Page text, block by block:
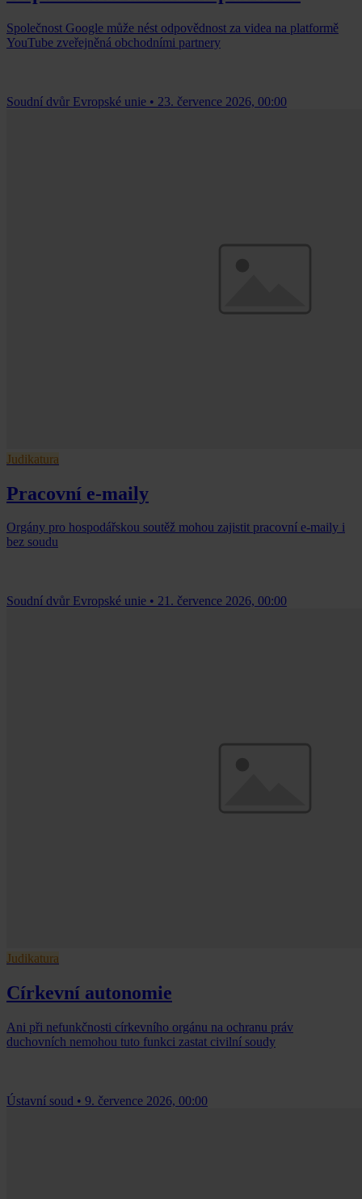
Společnost Google může nést odpovědnost za videa na platformě
YouTube zveřejněná obchodními partnery
Soudní dvůr Evropské unie • 23. července 2026, 00:00
Judikatura
Pracovní e-maily
Orgány pro hospodářskou soutěž mohou zajistit pracovní e-maily i
bez soudu
Soudní dvůr Evropské unie • 21. července 2026, 00:00
Judikatura
Církevní autonomie
Ani při nefunkčnosti církevního orgánu na ochranu práv
duchovních nemohou tuto funkci zastat civilní soudy
Ústavní soud • 9. července 2026, 00:00